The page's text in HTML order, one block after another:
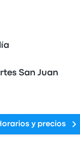
San Juan
y precios